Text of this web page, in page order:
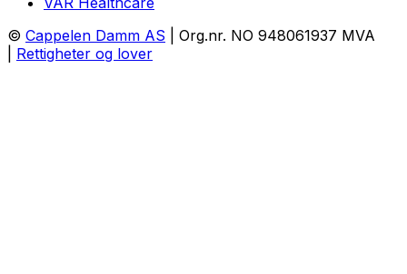
© Cappelen Damm AS | Org.nr. NO 948061937 MVA
Rettigheter og lover